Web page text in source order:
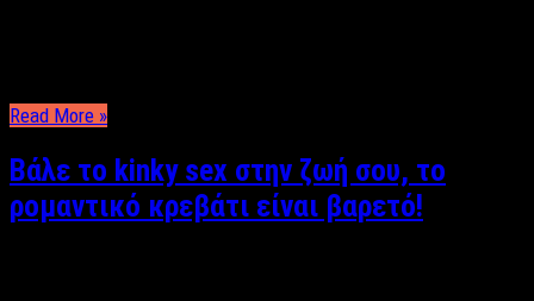
Read More »
Βάλε το kinky sex στην ζωή σου, το
ρομαντικό κρεβάτι είναι βαρετό!